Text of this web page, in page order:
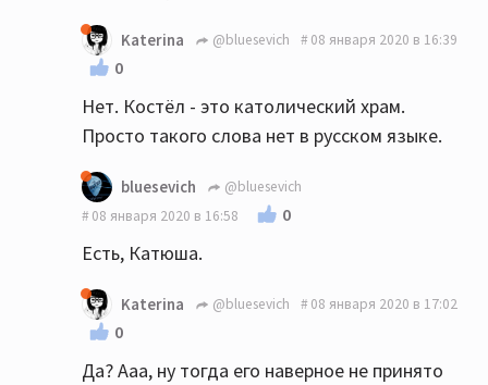
Katerina @bluesevich 08 января 2020 в 16:39
0
Нет. Костёл - это католический храм.
Просто такого слова нет в русском языке.
bluesevich
@bluesevich
08 января 2020 в 16:58
0
Есть, Катюша.
Katerina @bluesevich 08 января 2020 в 17:02
0
Да? Ааа, ну тогда его наверное не принято